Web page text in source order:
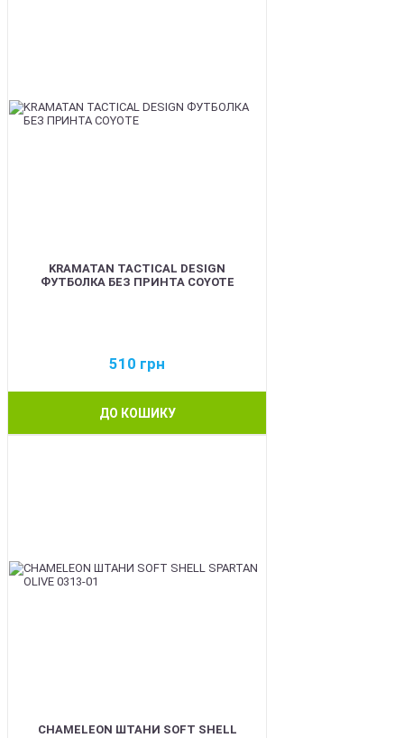
KRAMATAN TACTICAL DESIGN
ФУТБОЛКА БЕЗ ПРИНТА COYOTE
510 грн
ДО КОШИКУ
CHAMELEON ШТАНИ SOFT SHELL